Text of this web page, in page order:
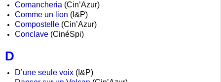
Comancheria (Cin’Azur)
Comme un lion (I&P)
Compostelle (Cin’Azur)
Conclave (CinéSpi)
D
D’une seule voix (I&P)